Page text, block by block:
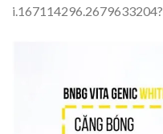
i.167114296.2679633204?